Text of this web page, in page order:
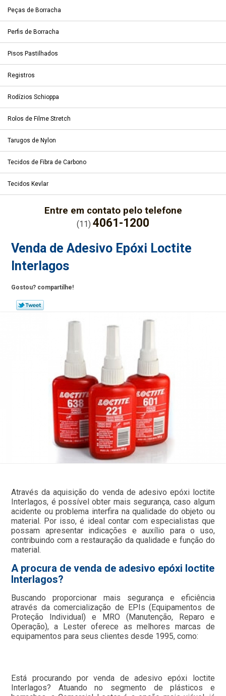
Peças de Borracha
Perfis de Borracha
Pisos Pastilhados
Registros
Rodízios Schioppa
Rolos de Filme Stretch
Tarugos de Nylon
Tecidos de Fibra de Carbono
Tecidos Kevlar
Entre em contato pelo telefone
(11) 4061-1200
Venda de Adesivo Epóxi Loctite
Interlagos
Gostou? compartilhe!
Através da aquisição do venda de adesivo epóxi loctite
Interlagos, é possível obter mais segurança, caso algum
acidente ou problema interfira na qualidade do objeto ou
material. Por isso, é ideal contar com especialistas que
possam apresentar indicações e auxílio para o uso,
contribuindo com a restauração da qualidade e função do
material.
A procura de venda de adesivo epóxi loctite
Interlagos?
Buscando proporcionar mais segurança e eficiência
através da comercialização de EPIs (Equipamentos de
Proteção Individual) e MRO (Manutenção, Reparo e
Operação), a Lester oferece as melhores marcas de
equipamentos para seus clientes desde 1995, como:
Está procurando por venda de adesivo epóxi loctite
Interlagos? Atuando no segmento de plásticos e